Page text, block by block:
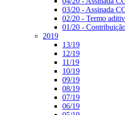
03/20 - Assinada
02/20 - Termo
01/20 -
2019
13/19
12/19
11/19
10/19
09/19
08/19
07/19
06/19